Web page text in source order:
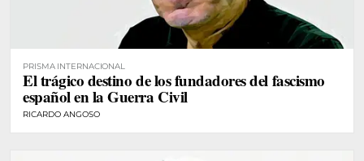
PRISMA INTERNACIONAL
El trágico destino de los fundadores del fascismo
español en la Guerra Civil
RICARDO ANGOSO